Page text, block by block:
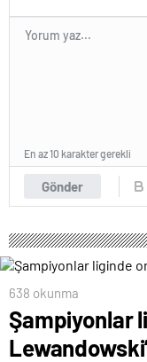
Gönder
En az 10 karakter gerekli
638 okunma
Şampiyonlar